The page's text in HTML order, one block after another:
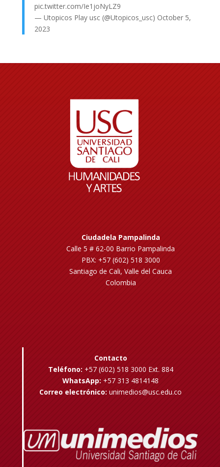
pic.twitter.com/Ie1joNyLZ9
— Utopicos Play usc (@Utopicos_usc) October 5,
2023
Ciudadela Pampalinda
Calle 5 # 62-00 Barrio Pampalinda
PBX: +57 (602) 518 3000
Santiago de Cali, Valle del Cauca
Colombia
Contacto
Teléfono: +57 (602) 518 3000 Ext. 884
WhatsApp: +57 313 4814148
Correo electrónico: unimedios@usc.edu.co